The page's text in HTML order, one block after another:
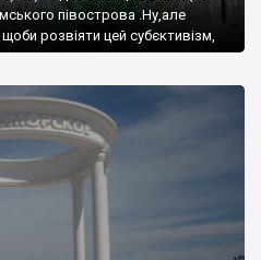
півострова .Ну,але
розвіяти цей субєктивізм,